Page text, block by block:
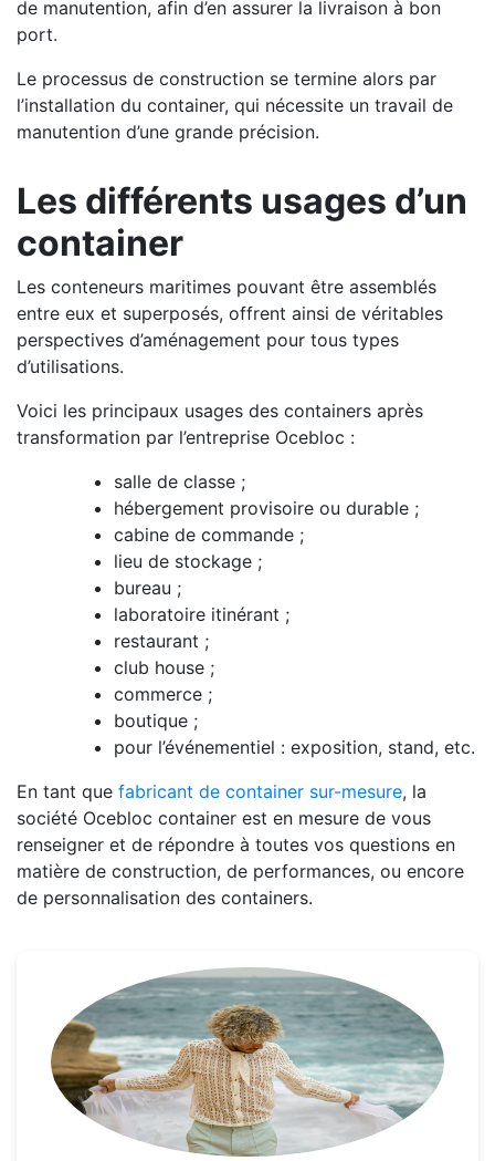
de manutention, afin d’en assurer la livraison à bon
port.
Le processus de construction se termine alors par
l’installation du container, qui nécessite un travail de
manutention d’une grande précision.
Les différents usages d’un
container
Les conteneurs maritimes pouvant être assemblés
entre eux et superposés, offrent ainsi de véritables
perspectives d’aménagement pour tous types
d’utilisations.
Voici les principaux usages des containers après
transformation par l’entreprise Ocebloc :
salle de classe ;
hébergement provisoire ou durable ;
cabine de commande ;
lieu de stockage ;
bureau ;
laboratoire itinérant ;
restaurant ;
club house ;
commerce ;
boutique ;
pour l’événementiel : exposition, stand, etc.
En tant que fabricant de container sur-mesure, la
société Ocebloc container est en mesure de vous
renseigner et de répondre à toutes vos questions en
matière de construction, de performances, ou encore
de personnalisation des containers.